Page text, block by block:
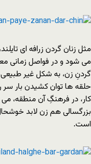
مثل زنان گردن زرافه اى
مى شود و در فواصل زمانى
گردنِ زن، به شکل غیر
حلقه ها توان کشیدن بار
کار، در فرهنگِ آن منطقه،
بزرگسالى هم زن لابد
است.